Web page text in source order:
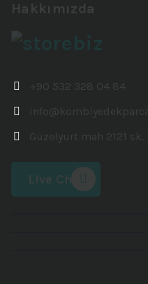
Hakkımızda
+90 532 328 04 84
Güzelyurt mah 2121
Live Chat